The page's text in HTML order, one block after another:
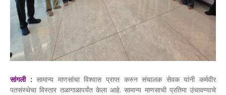
सांगली : सामान्य माणसांचा विश्वास प्राप्त करुन संचालक सेवक यांनी कर्मवीर
पतसंस्थेचा विस्तार तळागाळापर्यंत केला आहे. सामान्य माणसाची प्रतिमा उंचावण्याचे